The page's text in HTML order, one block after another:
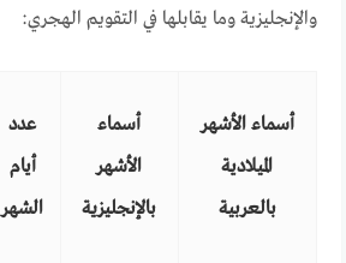
والإنجليزية وما يقابلها في التقويم الهجري:
أسماء الأشهر
الميلادية
بالعربية
أسماء
الأشهر
بالإنجليزية
عدد
أيام
الشهر